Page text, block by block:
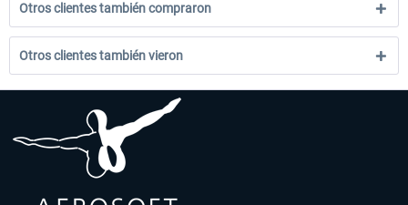
Otros clientes también compraron
Otros clientes también vieron